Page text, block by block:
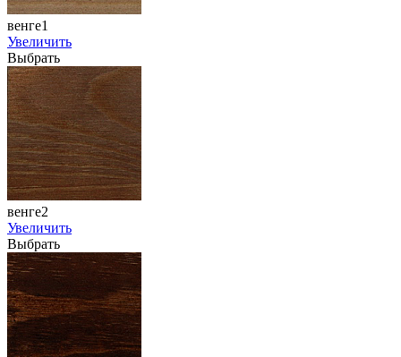
венге1
Увеличить
Выбрать
венге2
Увеличить
Выбрать